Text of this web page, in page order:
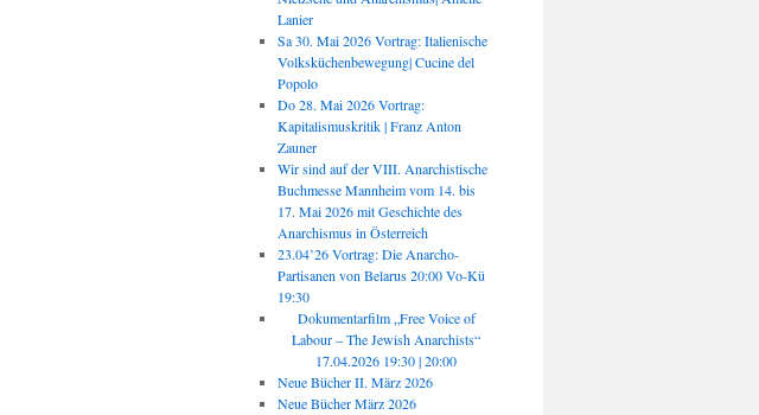
Lanier
Sa 30. Mai 2026 Vortrag: Italienische
Volksküchenbewegung| Cucine del
Popolo
Do 28. Mai 2026 Vortrag:
Kapitalismuskritik | Franz Anton
Zauner
Wir sind auf der VIII. Anarchistische
Buchmesse Mannheim vom 14. bis
17. Mai 2026 mit Geschichte des
Anarchismus in Österreich
23.04’26 Vortrag: Die Anarcho-
Partisanen von Belarus 20:00 Vo-Kü
19:30
Dokumentarfilm „Free Voice of
Labour – The Jewish Anarchists“
17.04.2026 19:30 | 20:00
Neue Bücher II. März 2026
Neue Bücher März 2026